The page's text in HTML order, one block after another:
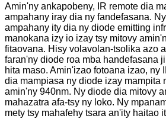
Amin'ny ankapobeny, IR remote dia
ampahany iray dia ny fandefasana.
ampahany ity dia ny diode emitting
manokana izy io izay tsy mitovy
fitaovana. Hisy volavolan-tsolika azo
faran'ny diode roa mba handefasana
hita maso. Amin'izao fotoana izao, ny
dia mampiasa ny diode izay mampita
amin'ny 940nm. Ny diode dia mitovy
mahazatra afa-tsy ny loko. Ny
mety tsy mahafehy tsara an'ity haitao